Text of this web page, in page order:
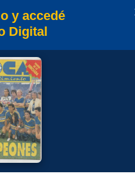
D. F.) N
y accedé
Digital